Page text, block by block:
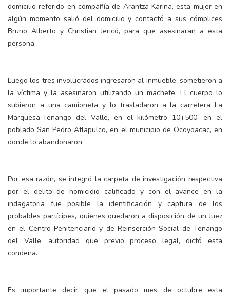
domicilio referido en compañía de Arantza Karina, esta mujer en
algún momento salió del domicilio y contactó a sus cómplices
Bruno Alberto y Christian Jericó, para que asesinaran a esta
persona.
Luego los tres involucrados ingresaron al inmueble, sometieron a
la víctima y la asesinaron utilizando un machete. El cuerpo lo
subieron a una camioneta y lo trasladaron a la carretera La
Marquesa-Tenango del Valle, en el kilómetro 10+500, en el
poblado San Pedro Atlapulco, en el municipio de Ocoyoacac, en
donde lo abandonaron.
Por esa razón, se integró la carpeta de investigación respectiva
por el delito de homicidio calificado y con el avance en la
indagatoria fue posible la identificación y captura de los
probables partícipes, quienes quedaron a disposición de un Juez
en el Centro Penitenciario y de Reinserción Social de Tenango
del Valle, autoridad que previo proceso legal, dictó esta
condena.
Es importante decir que el pasado mes de octubre esta